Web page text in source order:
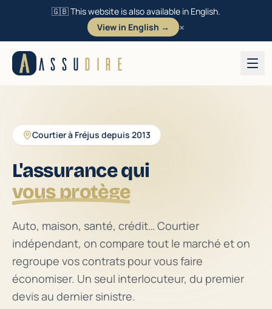
🇬🇧 This website is also available in English.
View in English →
×
Aller au contenu
ASSU DIRE
Courtier à Fréjus depuis 2013
L'assurance qui
est au juste prix
Auto, maison, santé, crédit… Courtier
indépendant, on compare tout le marché et on
regroupe vos contrats pour vous faire
économiser. Un seul interlocuteur, du premier
devis au dernier sinistre.